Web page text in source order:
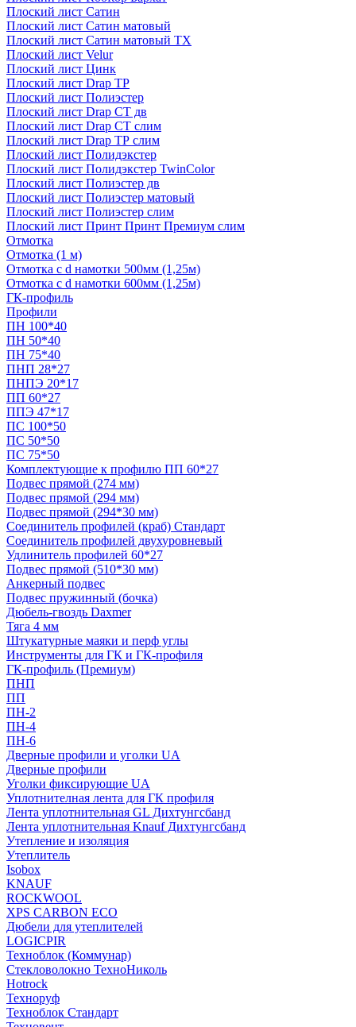
Плоский лист Сатин
Плоский лист Сатин матовый
Плоский лист Сатин матовый TX
Плоский лист Velur
Плоский лист Цинк
Плоский лист Drap ТР
Плоский лист Полиэстер
Плоский лист Drap СТ дв
Плоский лист Drap СТ слим
Плоский лист Drap ТР слим
Плоский лист Полидэкстер
Плоский лист Полидэкстер TwinColor
Плоский лист Полиэстер дв
Плоский лист Полиэстер матовый
Плоский лист Полиэстер слим
Плоский лист Принт Принт Премиум слим
Отмотка
Отмотка (1 м)
Отмотка с d намотки 500мм (1,25м)
Отмотка с d намотки 600мм (1,25м)
ГК-профиль
Профили
ПН 100*40
ПН 50*40
ПН 75*40
ПНП 28*27
ПНПЭ 20*17
ПП 60*27
ППЭ 47*17
ПС 100*50
ПС 50*50
ПС 75*50
Комплектующие к профилю ПП 60*27
Подвес прямой (274 мм)
Подвес прямой (294 мм)
Подвес прямой (294*30 мм)
Соединитель профилей (краб) Стандарт
Соединитель профилей двухуровневый
Удлинитель профилей 60*27
Подвес прямой (510*30 мм)
Анкерный подвес
Подвес пружинный (бочка)
Дюбель-гвоздь Daxmer
Тяга 4 мм
Штукатурные маяки и перф углы
Инструменты для ГК и ГК-профиля
ГК-профиль (Премиум)
ПНП
ПП
ПН-2
ПН-4
ПН-6
Дверные профили и уголки UA
Дверные профили
Уголки фиксирующие UA
Уплотнителная лента для ГК профиля
Лента уплотнительная GL Дихтунгсбанд
Лента уплотнительная Knauf Дихтунгсбанд
Утепление и изоляция
Утеплитель
Isobox
KNAUF
ROCKWOOL
XPS CARBON ECO
Дюбели для утеплителей
LOGICPIR
Техноблок (Коммунар)
Стекловолокно ТехноНиколь
Hotrock
Технoруф
Техноблок Стандарт